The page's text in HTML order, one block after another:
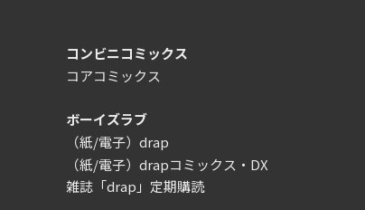
コンビニコミックス
コアコミックス
ボーイズラブ
（紙/電子）drap
（紙/電子）drapコミックス・DX
雑誌「drap」定期購読